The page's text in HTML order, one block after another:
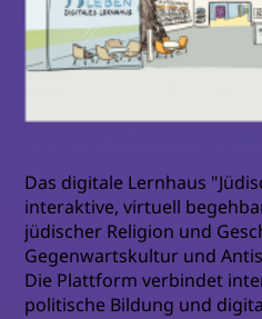
Das digitale Lernhaus
interaktive, virtuell
jüdischer Religion und
Gegenwartskultur und
Die Plattform verbindet
politische Bildung und